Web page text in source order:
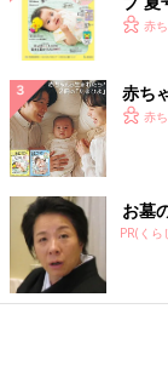
「お菓子とかジ
るもの」
「お好みや生活ス
ものにしています
「お正月にみんな
「年末は忙しい
たはせんべいやク
ます」
「離れて暮らし
く！
赤
赤ち
赤
お墓
PR(くら